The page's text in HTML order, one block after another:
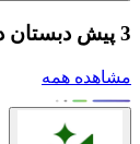
3 پیش دبستان دخترانه دولتی برتر کرج
مشاهده همه